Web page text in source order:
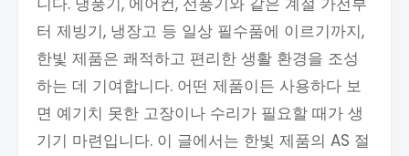
터 제빙기, 냉장고 등 일상 필수품에 이르기까지,
한빛 제품은 쾌적하고 편리한 생활 환경을 조성
하는 데 기여합니다. 어떤 제품이든 사용하다 보
면 예기치 못한 고장이나 수리가 필요할 때가 생
기기 마련입니다. 이 글에서는 한빛 제품의 AS 절